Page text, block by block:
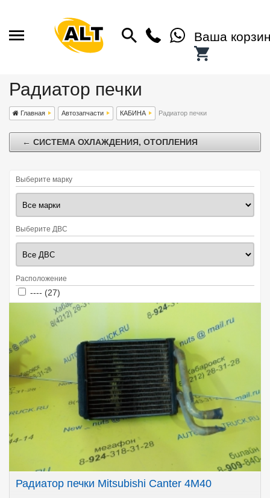
Ваша
Радиатор печки
Главная Автозапчасти КАБИНА Радиатор печки
← СИСТЕМА ОХЛАЖДЕНИЯ, ОТОПЛЕНИЯ
Выберите марку
Выберите ДВС
Расположение
Apply ---- filter
---- (27)
Радиатор печки Mitsubishi Canter 4M40